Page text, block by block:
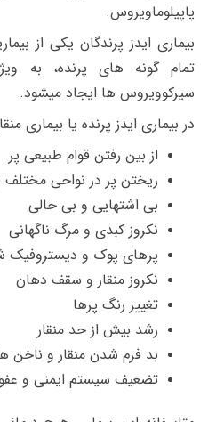
پاپیلوماویروس.
بیماری ایدز پرندگان یکی از
تمام گونه های پرنده،
سیرکوویروس ها ایجاد میشود.
در بیماری ایدز پرنده یا بیماری
از بین رفتن قوام طبیعی پر
ریختن پر در نواحی مختلف
بی اشتهایی و بی حالی
نکروز کبدی و مرگ ناگهانی
پرهای پوک و دیستروفیک
نکروز منقار و سقف دهان
تغییر رنگ پرها
رشد بیش از حد منقار
بد فرم شدن منقار و ناخن
تضعیف سیستم ایمنی و